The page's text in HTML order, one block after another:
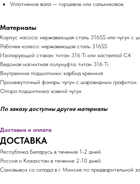
Уплотнение вала — торцевое или сальниковое
Материалы
Корпус насоса: нержавеющая сталь 316SS или чугун с
Рабочее колесо: нержавеющая сталь 316SS
Изолирующий стакан: титан 316 Ti или хастеллой С4
Ведомая магнитная полумуфта: титан 316 Ti
Внутренние подшипники: карбид кремния
Промежуточный фонарь: чугун с шаровидным графитом
Опора подшипника: ковкий чугун
По заказу доступны другие материалы
Доставка и оплата
ДОСТАВКА
Республика Беларусь в течение 1-2 дней.
Россия и Казахстан в течение 2-10 дней.
Самовывоз со склада в г. Минске по предварительной